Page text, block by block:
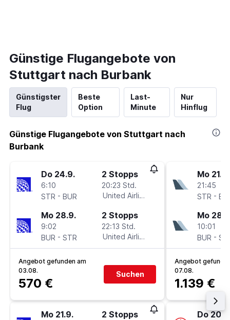
Günstige Flugangebote von
Stuttgart nach Burbank
Günstigster
Flug
Beste
Option
Last-
Minute
Nur
Hinflug
Günstige Flugangebote von Stuttgart nach
Burbank
Do 24.9.
6:10
STR - BUR
2 Stopps
20:23 Std.
United Airlines
Mo 28.9.
9:02
BUR - STR
2 Stopps
22:13 Std.
United Airlines
Angebot gefunden am
03.08.
570 €
Suchen
Mo 21.9. 2 Stopps
Mo 21.9.
21:45
STR -
Mo
10:01
BUR -
Angebot
07.08.
1.139 €
Do